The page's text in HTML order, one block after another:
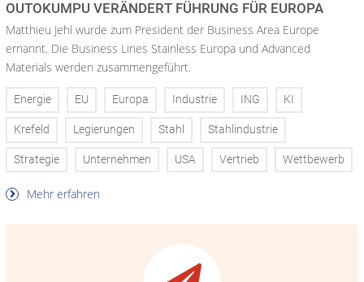
OUTOKUMPU VERÄNDERT FÜHRUNG FÜR EUROPA
Matthieu Jehl wurde zum President der Business Area Europe
ernannt. Die Business Lines Stainless Europa und Advanced
Materials werden zusammengeführt.
Energie EU Europa Industrie ING KI
Krefeld Legierungen Stahl Stahlindustrie
Strategie Unternehmen USA Vertrieb Wettbewerb
Mehr erfahren